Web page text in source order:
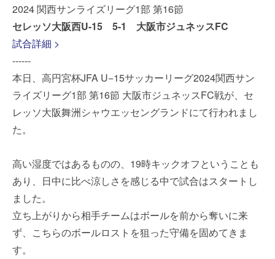
2024 関西サンライズリーグ1部 第16節
セレッソ大阪西U-15 5-1 大阪市ジュネッスFC
試合詳細 >
------
本日、高円宮杯JFA U−15サッカーリーグ2024関西サン
ライズリーグ1部 第16節 大阪市ジュネッスFC戦が、セ
レッソ大阪舞洲シャウエッセングランドにて行われまし
た。
高い湿度ではあるものの、19時キックオフということも
あり、日中に比べ涼しさを感じる中で試合はスタートし
ました。
立ち上がりから相手チームはボールを前から奪いに来
ず、こちらのボールロストを狙った守備を固めてきま
す。